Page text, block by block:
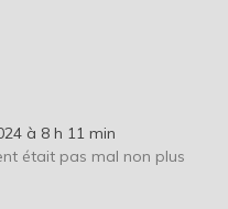
à 8 h 11 min
était pas mal non plus